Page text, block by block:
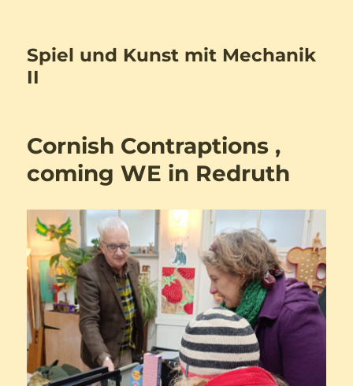
Spiel und Kunst mit Mechanik
II
Cornish Contraptions ,
coming WE in Redruth